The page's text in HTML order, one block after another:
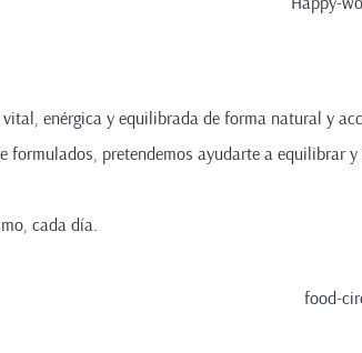
enérgica y equilibrada de forma natural y
pretendemos ayudarte a
cada día.